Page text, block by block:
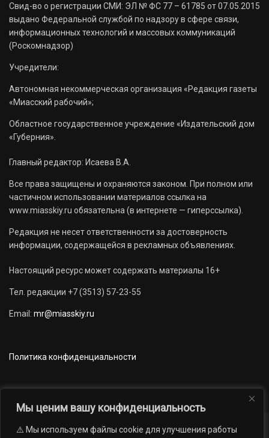
Мы ценим вашу конфиденциальность
⚠️ Мы используем файлы cookie для улучшения работы
Свид-во о регистрации СМИ: ЭЛ № ФС 77 – 61785 от 07.05.2015
выдано Федеральной службой по надзору в сфере связи,
информационных технологий и массовых коммуникаций
(Роскомнадзор)
Учредители:
Автономная некоммерческая организация «Редакция газеты
«Миасский рабочий»;
Областное государственное учреждение «Издательский дом
«Губерния».
Главный редактор: Исаева В.А.
Все права защищены и охраняются законом. При полном или
частичном использовании материалов ссылка на
www.miasskiy.ru обязательна (в интернете — гиперссылка).
Редакция не несет ответственности за достоверность
информации, содержащейся в рекламных объявлениях.
Настоящий ресурс может содержать материалы 16+
Тел. редакции +7 (3513) 57-23-55
Email: mr@miasskiy.ru
Политика конфиденциальности
Новости Наши проекты Официально